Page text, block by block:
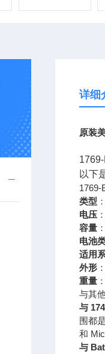
详细
原装
以下
1769-
类型
电压
容量
电池
适用
外形
重量
与其
与
围都
和
与